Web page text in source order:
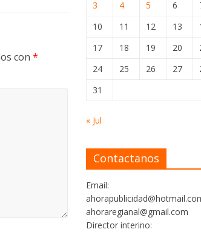
con *
3
4 5 6
10
11 12 13
17
18 19 20
24
25 26 27
31
« Jul
Contactanos
Email:
ahoraregianal@gmail.com
Director interino: